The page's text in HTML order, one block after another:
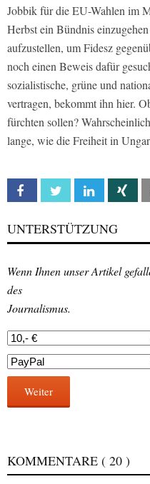
Jobbik für die EU-Wahlen im
Herbst ein Bündnis
aufzustellen, um Fidesz
noch einen Beweis dafür
sozialistische, grüne und
vertragen, bekommt ihn hier.
fürchten sollen?
lange, wie die Freiheit in
Facebook Twitter Linkedin
UNTERSTÜTZUNG
Wenn Ihnen unser Artikel
des
Journalismus.
Weiter
KOMMENTARE ( 20 )